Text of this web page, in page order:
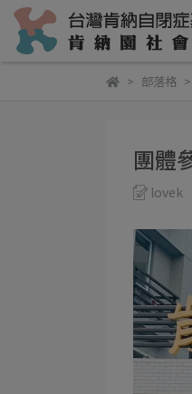
部落格
團體
lovek